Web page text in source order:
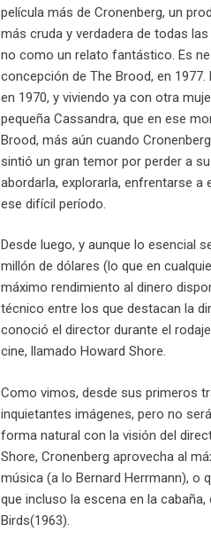
película más de Cronenberg, un
más cruda y verdadera de todas
no como un relato fantástico. Es
concepción de The Brood, en
en 1970, y viviendo ya con otra
pequeña Cassandra, que en ese
Brood, más aún cuando
sintió un gran temor por perder a
abordarla, explorarla, enfrentarse
ese difícil período.
Desde luego, y aunque lo esencial
millón de dólares (lo que en
máximo rendimiento al dinero
técnico entre los que destacan la
conoció el director durante el
cine, llamado Howard Shore.
Como vimos, desde sus primeros
inquietantes imágenes, pero no
forma natural con la visión del
Shore, Cronenberg aprovecha al
música (a lo Bernard Herrmann), o
que incluso la escena en la
Birds(1963).